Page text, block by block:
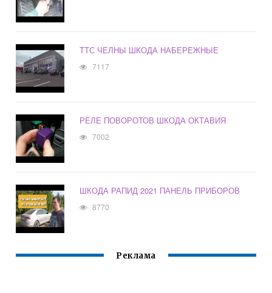
ТТС ЧЕЛНЫ ШКОДА НАБЕРЕЖНЫЕ
7117
РЕЛЕ ПОВОРОТОВ ШКОДА ОКТАВИЯ
7002
ШКОДА РАПИД 2021 ПАНЕЛЬ ПРИБОРОВ
8770
Реклама